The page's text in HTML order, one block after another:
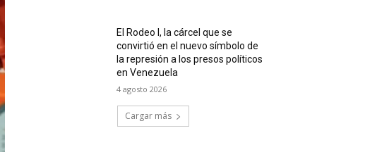
El Rodeo I, la cárcel que se
convirtió en el nuevo símbolo de
la represión a los presos políticos
en Venezuela
4 agosto 2026
Cargar más